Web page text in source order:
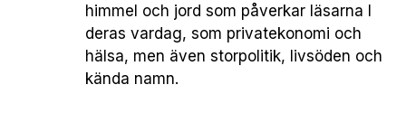
himmel och jord som påverkar läsarna I
deras vardag, som privatekonomi och
hälsa, men även storpolitik, livsöden och
kända namn.